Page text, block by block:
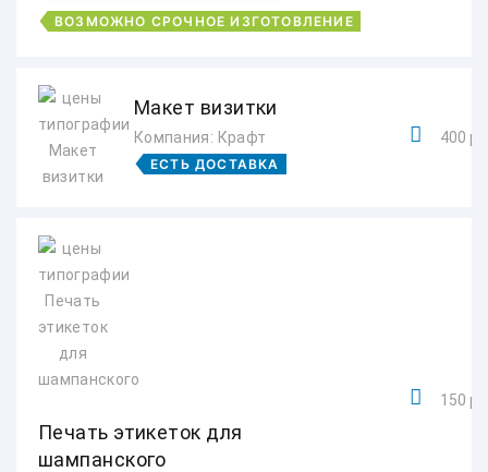
ВОЗМОЖНО СРОЧНОЕ ИЗГОТОВЛЕНИЕ
Макет визитки
Компания: Крафт
ЕСТЬ ДОСТАВКА
400
Печать этикеток для
шампанского
150